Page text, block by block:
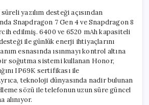
yazılım desteği açısından
Snapdragon 7 Gen 4 ve Snapdragon 8
edilmiş. 6400 ve 6520 mAh kapasiteli
ile günlük enerji ihtiyaçlarını
esnasında ısınmayı kontrol altına
soğutma sistemi kullanan Honor,
IP69K sertifikası ile
teknoloji dünyasında nadir bulunan
sözü ile telefonun uzun süre güncel
alınıyor.